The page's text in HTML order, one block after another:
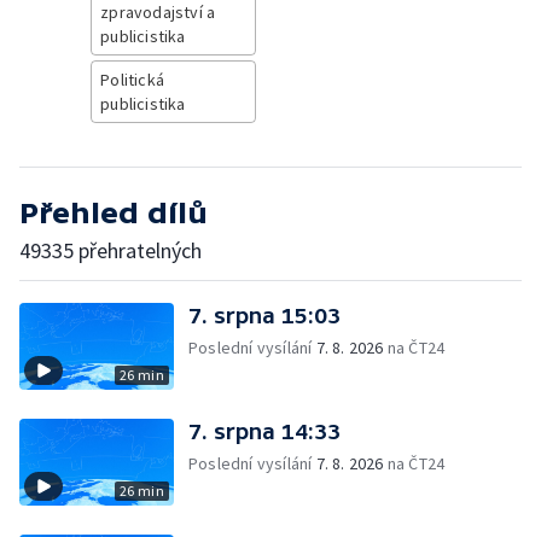
zpravodajství a
publicistika
Politická
publicistika
Přehled dílů
49335 přehratelných
26 min
7. srpna 15:03
Poslední vysílání 7. 8. 2026 na ČT24
26 min
7. srpna 14:33
Poslední vysílání 7. 8. 2026 na ČT24